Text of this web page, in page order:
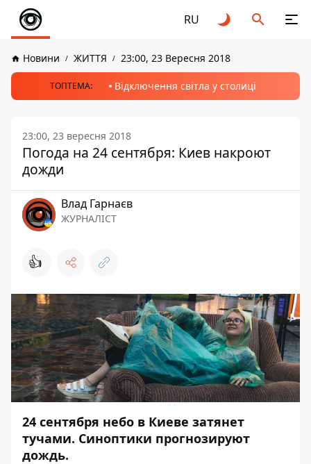
RU
Новини ЖИТТЯ 23:00, 23 Вересня 2018
ТОПТЕМА: Відключення світла у столиці
23:00, 23 вересня 2018
Погода на 24 сентября: Киев накроют
дожди
Влад Гарнаєв
ЖУРНАЛІСТ
👍
24 сентября небо в Киеве затянет
тучами. Синоптики прогнозируют
дождь.